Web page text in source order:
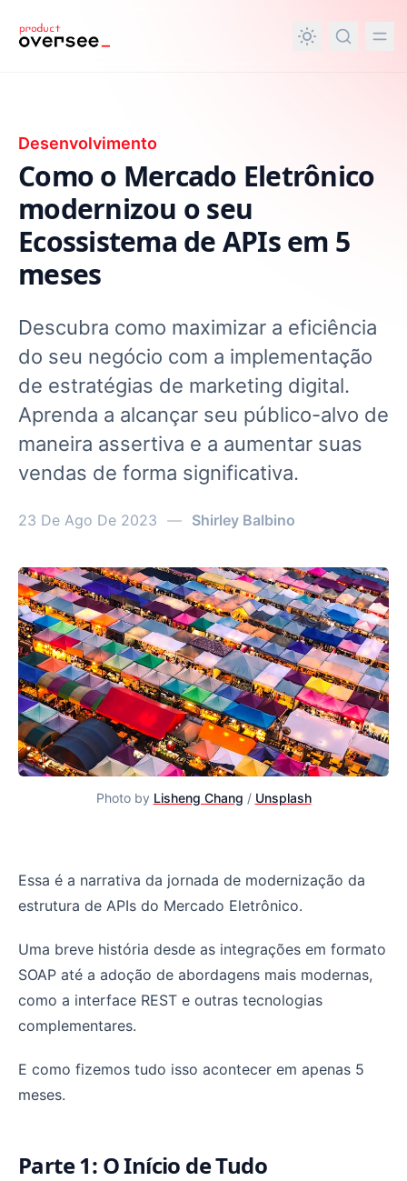
principal
Desenvolvimento
Como o Mercado Eletrônico
modernizou o seu
Ecossistema de APIs em 5
meses
Descubra como maximizar a eficiência
do seu negócio com a implementação
de estratégias de marketing digital.
Aprenda a alcançar seu público-alvo de
maneira assertiva e a aumentar suas
vendas de forma significativa.
23 De Ago De 2023 — Shirley Balbino
Photo by Lisheng Chang / Unsplash
Como o Mercado Eletrônico modernizou o seu
Essa é a narrativa da jornada de modernização da
estrutura de APIs do Mercado Eletrônico.
Uma breve história desde as integrações em formato
SOAP até a adoção de abordagens mais modernas,
como a interface REST e outras tecnologias
complementares.
E como fizemos tudo isso acontecer em apenas 5
meses.
Parte 1: O Início de Tudo